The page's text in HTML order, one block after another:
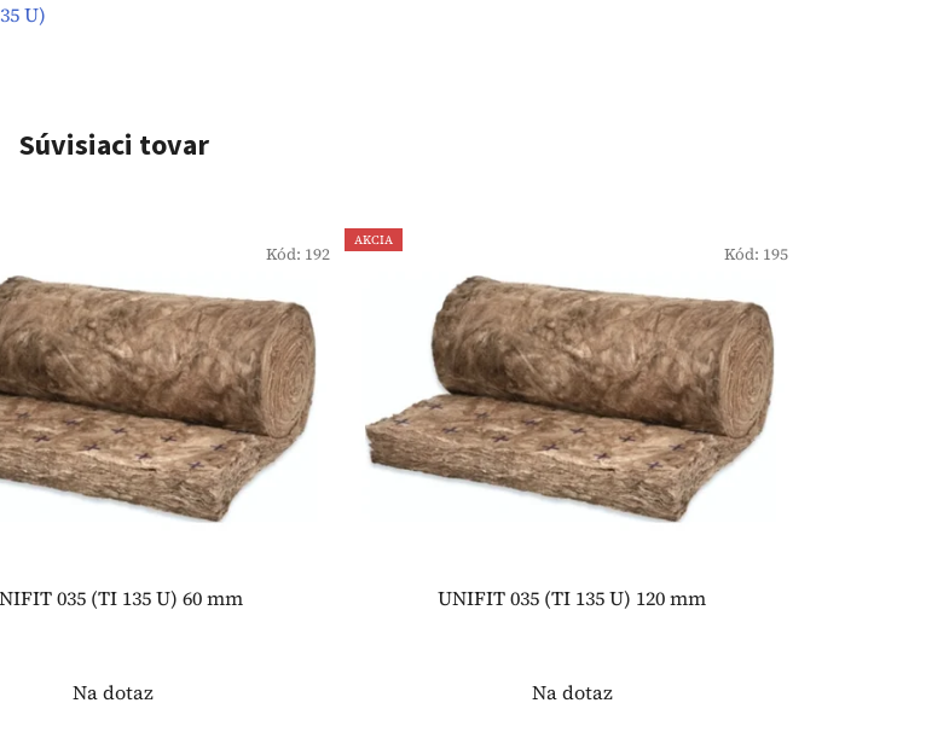
U)
Súvisiaci tovar
035 (TI 135 U) 60 mm
Na dotaz
Kód: 192
AKCIA
UNIFIT 035 (TI 135 U) 120 mm
Na dotaz
Kód: 195